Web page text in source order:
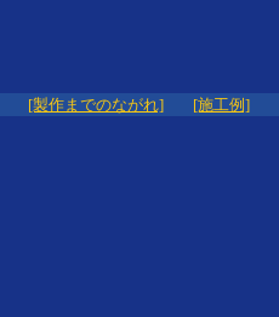
[製作までのながれ] [施工例]